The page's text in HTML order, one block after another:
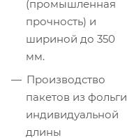
(промышленная
прочность) и
шириной до 350
мм.
Производство
пакетов из фольги
индивидуальной
длины